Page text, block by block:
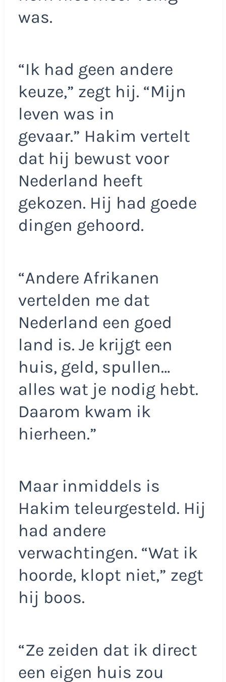
was.
“Ik had geen andere
keuze,” zegt hij. “Mijn
leven was in
gevaar.” Hakim vertelt
dat hij bewust voor
Nederland heeft
gekozen. Hij had goede
dingen gehoord.
“Andere Afrikanen
vertelden me dat
Nederland een goed
land is. Je krijgt een
huis, geld, spullen…
alles wat je nodig hebt.
Daarom kwam ik
hierheen.”
Maar inmiddels is
Hakim teleurgesteld. Hij
had andere
verwachtingen. “Wat ik
hoorde, klopt niet,” zegt
hij boos.
“Ze zeiden dat ik direct
een eigen huis zou